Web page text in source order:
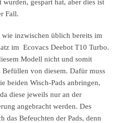
gespart hat, aber dies ist
Fall.
inzwischen üblich bereits im
im Ecovacs Deebot T10 Turbo.
Modell nicht und somit
von diesem. Dafür muss
beiden Wisch-Pads anbringen,
diese jeweils nur an der
angebracht werden. Des
das Befeuchten der Pads, denn